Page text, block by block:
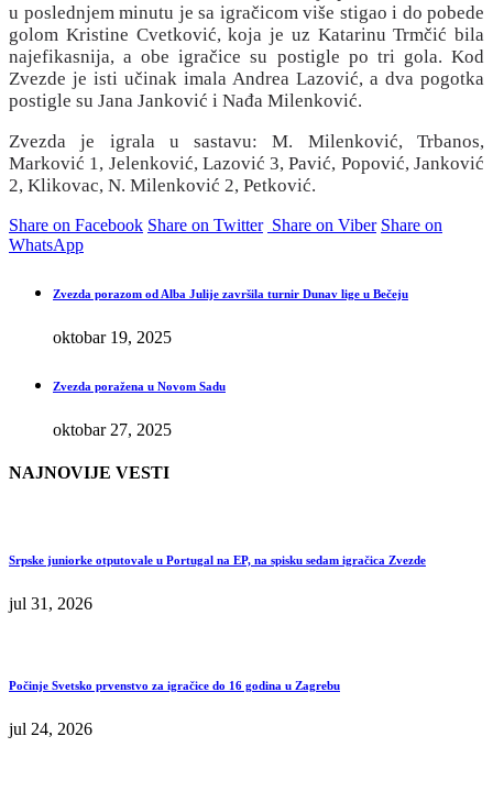
u poslednjem minutu je sa igračicom više stigao i do pobede
golom Kristine Cvetković, koja je uz Katarinu Trmčić bila
najefikasnija, a obe igračice su postigle po tri gola. Kod
Zvezde je isti učinak imala Andrea Lazović, a dva pogotka
postigle su Jana Janković i Nađa Milenković.
Zvezda je igrala u sastavu: M. Milenković, Trbanos,
Marković 1, Jelenković, Lazović 3, Pavić, Popović, Janković
2, Klikovac, N. Milenković 2, Petković.
Share on Facebook Share on Twitter Share on Viber Share on
WhatsApp
Zvezda porazom od Alba Julije završila turnir Dunav lige u Bečeju
oktobar 19, 2025
Zvezda poražena u Novom Sadu
oktobar 27, 2025
NAJNOVIJE VESTI
Srpske juniorke otputovale u Portugal na EP, na spisku sedam igračica Zvezde
jul 31, 2026
Počinje Svetsko prvenstvo za igračice do 16 godina u Zagrebu
jul 24, 2026